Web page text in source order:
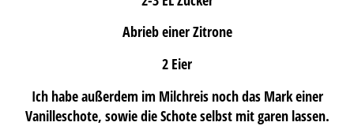
Abrieb einer Zitrone
2 Eier
Ich habe außerdem im Milchreis noch das Mark einer
Vanilleschote, sowie die Schote selbst mit garen lassen.